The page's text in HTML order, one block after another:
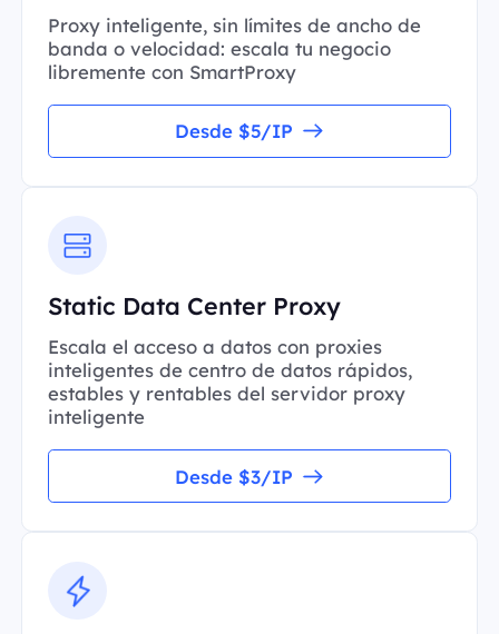
Proxy inteligente, sin límites de ancho de
banda o velocidad: escala tu negocio
libremente con SmartProxy
Desde $5/IP
Static Data Center Proxy
Escala el acceso a datos con proxies
inteligentes de centro de datos rápidos,
estables y rentables del servidor proxy
inteligente
Desde $3/IP